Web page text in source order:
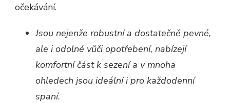
očekávání.
Jsou nejenže robustní a dostatečně pevné,
ale i odolné vůči opotřebení, nabízejí
komfortní část k sezení a v mnoha
ohledech jsou ideální i pro každodenní
spaní.